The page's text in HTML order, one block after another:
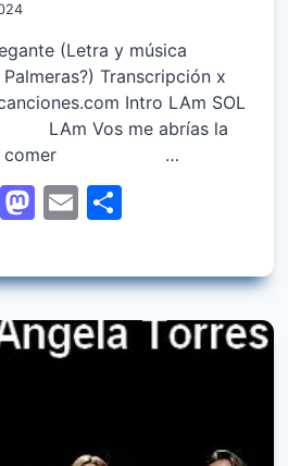
(Letra y música
Transcripción x
Intro LAm SOL
Vos me abrías la
a comer …
WhatsApp
Mastodon
Email